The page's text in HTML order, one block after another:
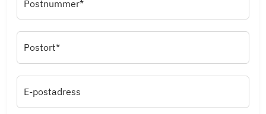
Postnummer*
Postort*
E-postadress